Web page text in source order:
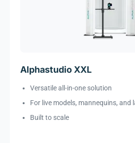
Alphastudio XXL
Versatile all-in-one solution
For live models, mannequins, and
Built to scale